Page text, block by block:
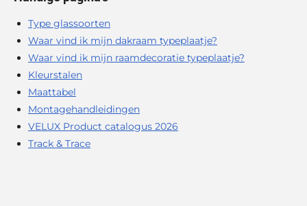
Type glassoorten
Waar vind ik mijn dakraam typeplaatje?
Waar vind ik mijn raamdecoratie typeplaatje?
Kleurstalen
Maattabel
Montagehandleidingen
VELUX Product catalogus 2026
Track & Trace